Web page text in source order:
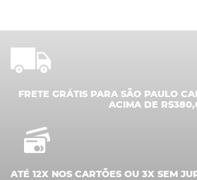
FRETE GRÁTIS PARA SÃO PAULO
ACIMA DE
ATÉ 12X NOS CARTÕES OU 3X SEM